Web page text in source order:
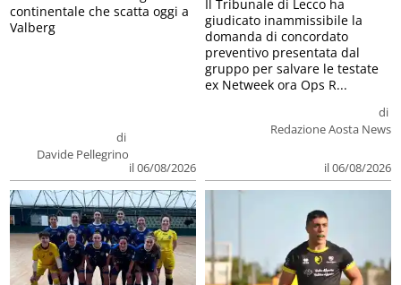
di
Davide Pellegrino
il 06/08/2026
continentale che scatta oggi a
Valberg
di
Redazione Aosta News
il 06/08/2026
Il Tribunale di Lecco ha
giudicato inammissibile la
domanda di concordato
preventivo presentata dal
gruppo per salvare le testate
ex Netweek ora Ops R...